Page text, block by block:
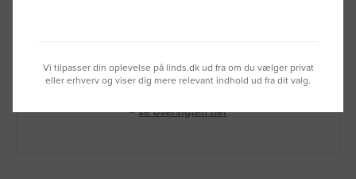
Vi sidder klar til at hjælpe dig.
–se oversigten her
Vi tilpasser din oplevelse på linds.dk ud fra om du vælger privat
eller erhverv og viser dig mere relevant indhold ud fra dit valg.